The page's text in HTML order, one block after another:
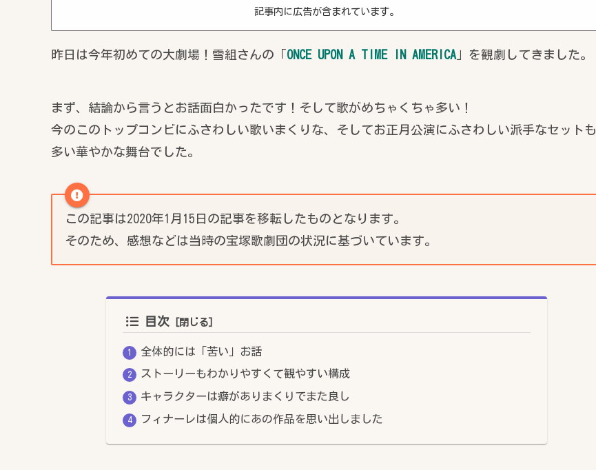
記事内に広告が含まれています。
昨日は今年初めての大劇場！雪組さんの「ONCE UPON A TIME IN AMERICA 」を観劇してきました。
まず、結論から言うとお話面白かったです！そして歌がめちゃくちゃ多い！
今のこのトップコンビにふさわしい歌いまくりな、そしてお正月公演にふさわしい派手なセットも
多い華やかな舞台でした。
この記事は2020年1月15日の記事を移転したものとなります。
そのため、感想などは当時の宝塚歌劇団の状況に基づいています。
目次
全体的には「苦い」お話
ストーリーもわかりやすくて観やすい構成
キャラクターは癖がありまくりでまた良し
フィナーレは個人的にあの作品を思い出しました